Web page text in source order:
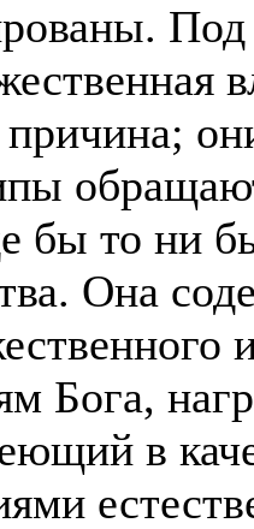
Под
причина;
бы то ни
Она
Бога,
в